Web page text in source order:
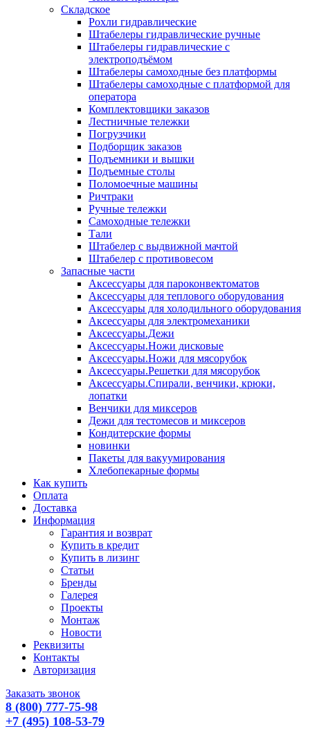
Складское
Рохли гидравлические
Штабелеры гидравлические ручные
Штабелеры гидравлические с
электроподъёмом
Штабелеры самоходные без платформы
Штабелеры самоходные с платформой для
оператора
Комплектовщики заказов
Лестничные тележки
Погрузчики
Подборщик заказов
Подъемники и вышки
Подъемные столы
Поломоечные машины
Ричтраки
Ручные тележки
Самоходные тележки
Тали
Штабелер с выдвижной мачтой
Штабелер с противовесом
Запасные части
Аксессуары для пароконвектоматов
Аксессуары для теплового оборудования
Аксессуары для холодильного оборудования
Аксессуары для электромеханики
Аксессуары.Дежи
Аксессуары.Ножи дисковые
Аксессуары.Ножи для мясорубок
Аксессуары.Решетки для мясорубок
Аксессуары.Спирали, венчики, крюки,
лопатки
Венчики для миксеров
Дежи для тестомесов и миксеров
Кондитерские формы
новинки
Пакеты для вакуумирования
Хлебопекарные формы
Как купить
Оплата
Доставка
Информация
Гарантия и возврат
Купить в кредит
Купить в лизинг
Статьи
Бренды
Галерея
Проекты
Монтаж
Новости
Реквизиты
Контакты
Авторизация
Заказать звонок
8 (800) 777-75-98
+7 (495) 108-53-79